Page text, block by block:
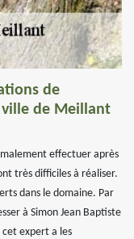
de
ville de Meillant
effectuer après
très difficiles à réaliser.
dans le domaine. Par
à Simon Jean Baptiste
cet expert a les